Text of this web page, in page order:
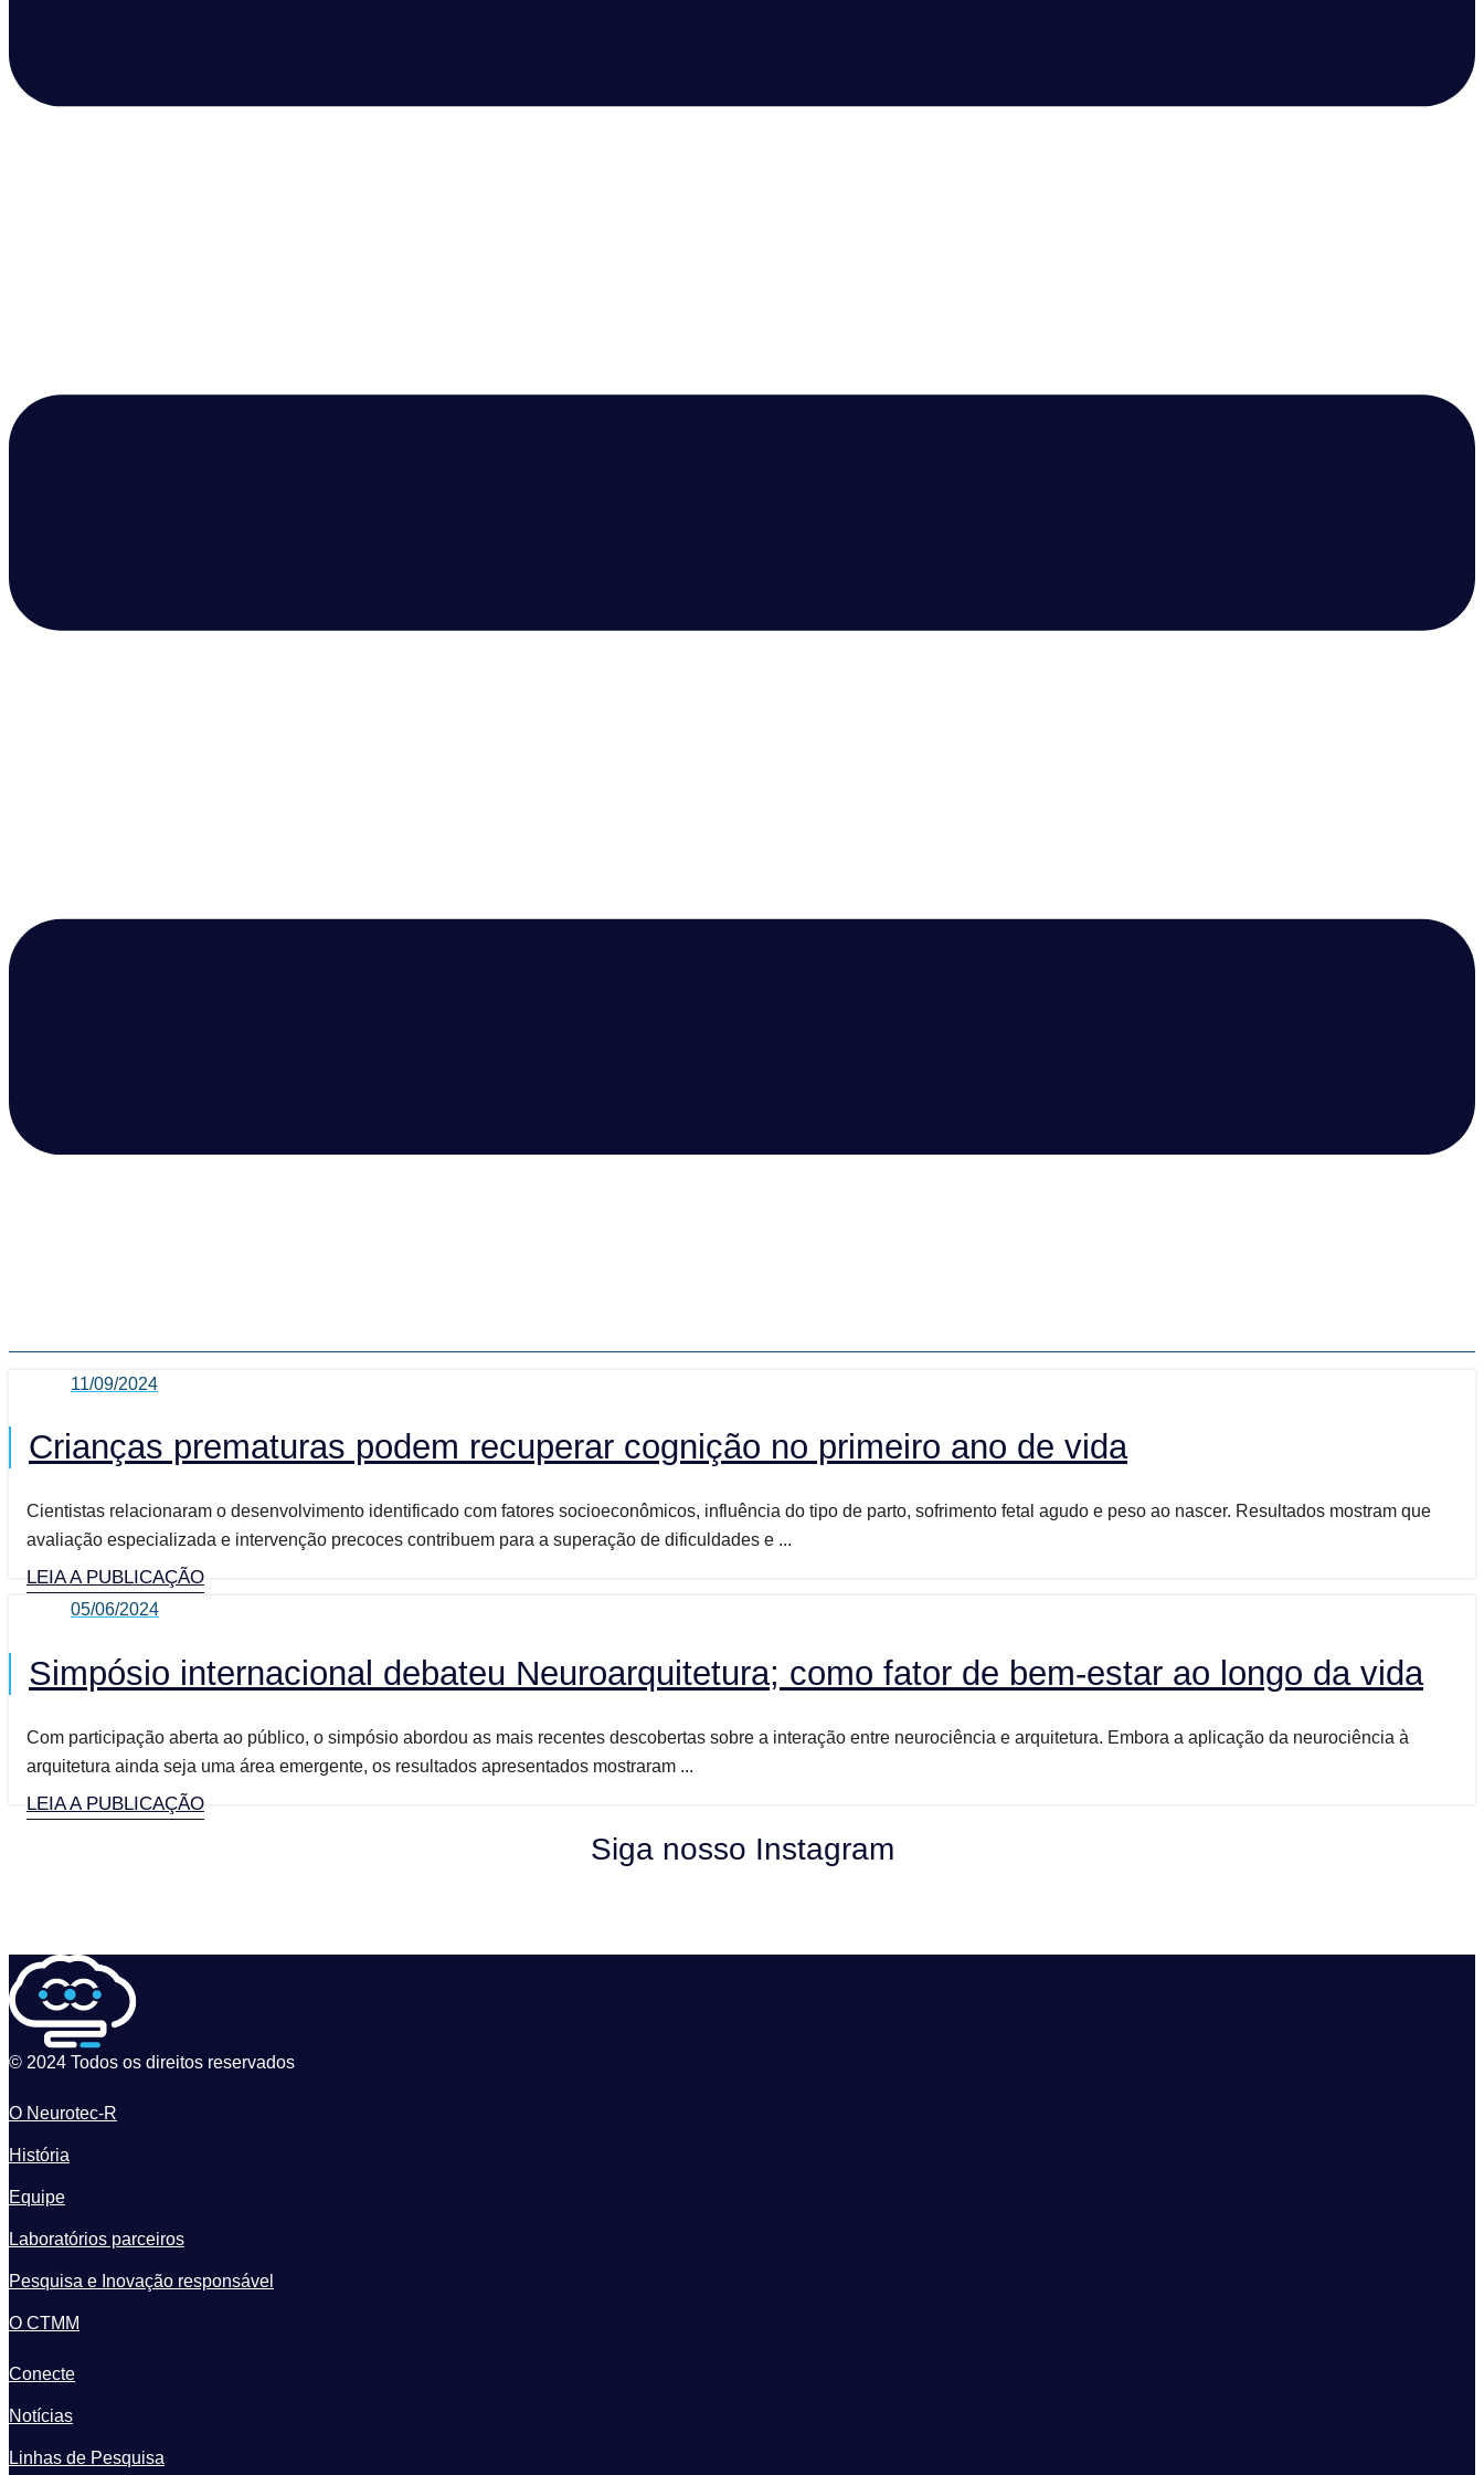
11/09/2024
Crianças prematuras podem recuperar cognição no primeiro ano de vida
Cientistas relacionaram o desenvolvimento identificado com fatores socioeconômicos, influência do tipo de parto, sofrimento fetal agudo e peso ao nascer. Resultados mostram que
avaliação especializada e intervenção precoces contribuem para a superação de dificuldades e ...
LEIA A PUBLICAÇÃO
05/06/2024
Simpósio internacional debateu Neuroarquitetura; como fator de bem-estar ao longo da vida
Com participação aberta ao público, o simpósio abordou as mais recentes descobertas sobre a interação entre neurociência e arquitetura. Embora a aplicação da neurociência à
arquitetura ainda seja uma área emergente, os resultados apresentados mostraram ...
LEIA A PUBLICAÇÃO
Siga nosso Instagram
© 2024 Todos os direitos reservados
O Neurotec-R
História
Equipe
Laboratórios parceiros
Pesquisa e Inovação responsável
O CTMM
Conecte
Notícias
Linhas de Pesquisa